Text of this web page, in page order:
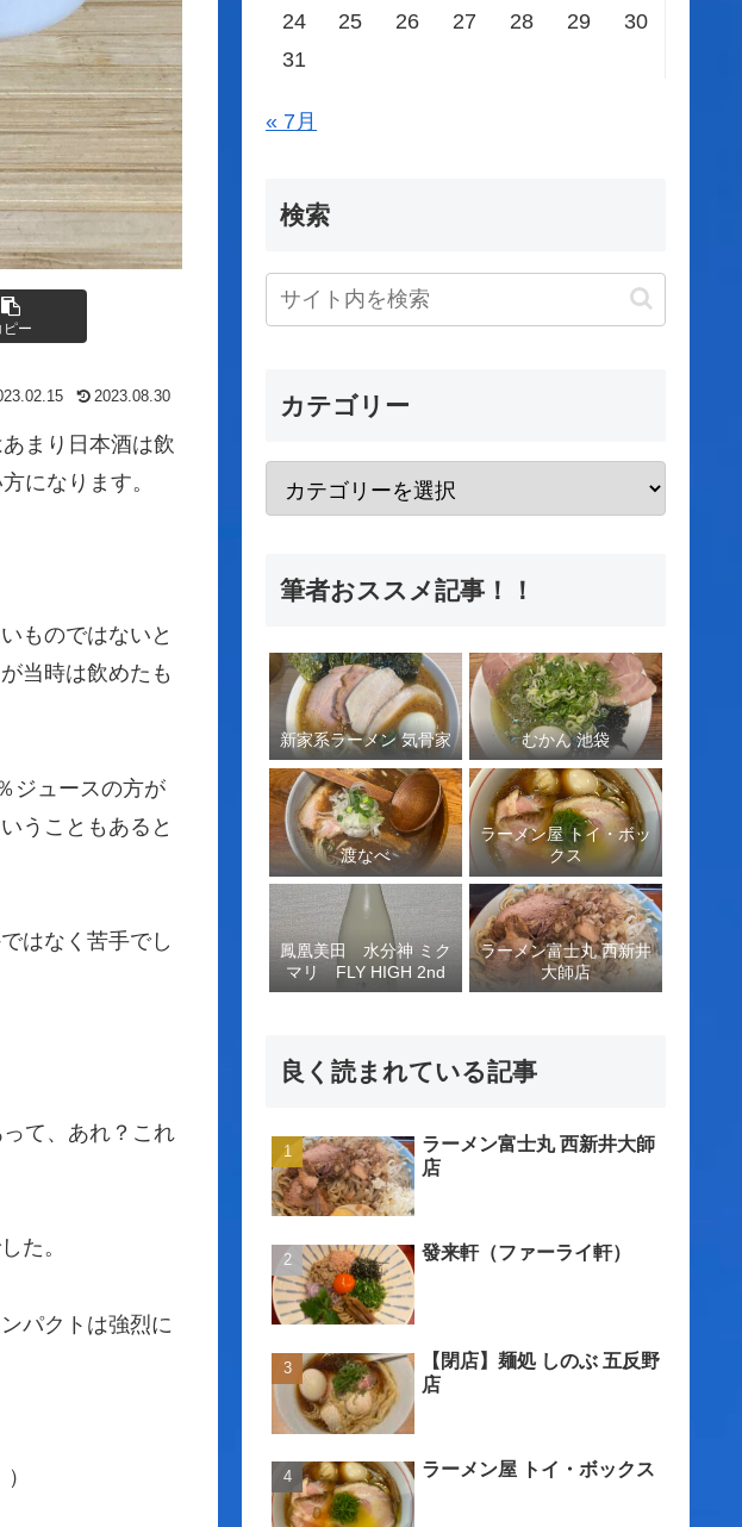
ピー
2023.08.30
まり日本酒は飲
になります。
ものではないと
当時は飲めたも
ジュースの方が
うこともあると
はなく苦手でし
て、あれ？これ
た。
パクトは強烈に
24
25 26 27 28 29
30
31
« 7月
検索
カテゴリー
筆者おススメ記事！！
新家系ラーメン 気骨家 むかん 池袋
渡なべ
ラーメン屋 トイ・ボッ
クス
鳳凰美田 水分神 ミク
マリ FLY HIGH 2nd
ラーメン富士丸 西新井
大師店
良く読まれている記事
ラーメン富士丸 西新井大師
店
發来軒（ファーライ軒）
【閉店】麺処 しのぶ 五反野
店
ラーメン屋 トイ・ボックス